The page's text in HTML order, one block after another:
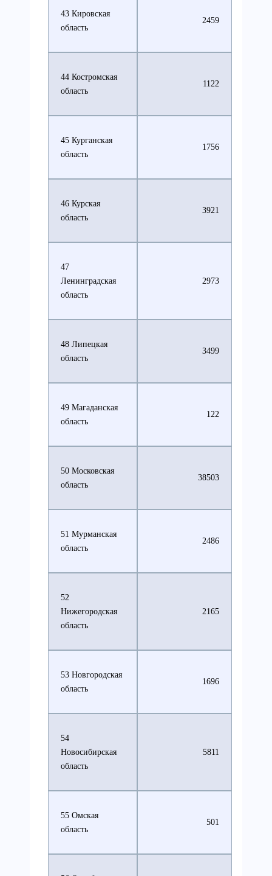
43 Кировская
область
2459
44 Костромская
область
1122
45 Курганская
область
1756
46 Курская
область
3921
47
Ленинградская
область
2973
48 Липецкая
область
3499
49 Магаданская
область
122
50 Московская
область
38503
51 Мурманская
область
2486
52
Нижегородская
область
2165
53 Новгородская
область
1696
54
Новосибирская
область
5811
55 Омская
область
501